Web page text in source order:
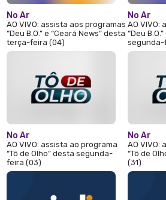
No Ar
AO VIVO: assista aos programas
“Deu B.O.” e “Ceará News” desta
terça-feira (04)
No Ar
AO VIVO: assista ao programa
“Tô de Olho” desta segunda-
feira (03)
No Ar
AO VIVO:
“Deu
segunda-
No Ar
AO VIVO:
“Tô de
(31)